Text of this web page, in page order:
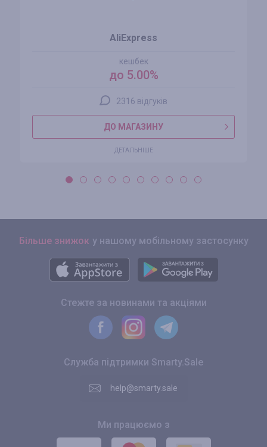
AliExpress
кешбек
до 5.00%
2316 відгуків
ДО МАГАЗИНУ
ДЕТАЛЬНІШЕ
Більше знижок у нашому мобільному застосунку
Стежте за новинами та акціями
Служба підтримки Smarty.Sale
help@smarty.sale
Ми працюємо з